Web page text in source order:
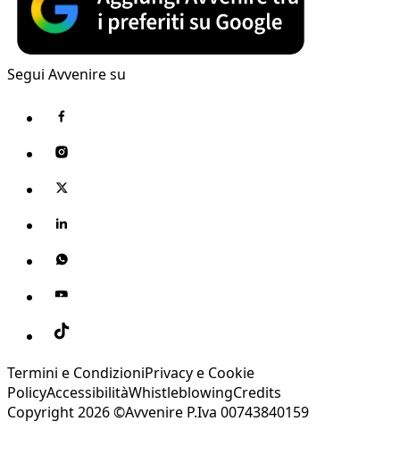
Segui Avvenire su
Termini e CondizioniPrivacy e Cookie
PolicyAccessibilitàWhistleblowingCredits
Copyright 2026 ©Avvenire P.Iva 00743840159